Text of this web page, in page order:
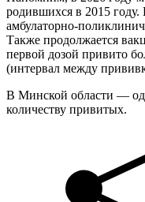
родившихся в 2015
амбулаторно-
Также продолжается
первой дозой привито
(интервал между
В Минской области —
количеству привитых.